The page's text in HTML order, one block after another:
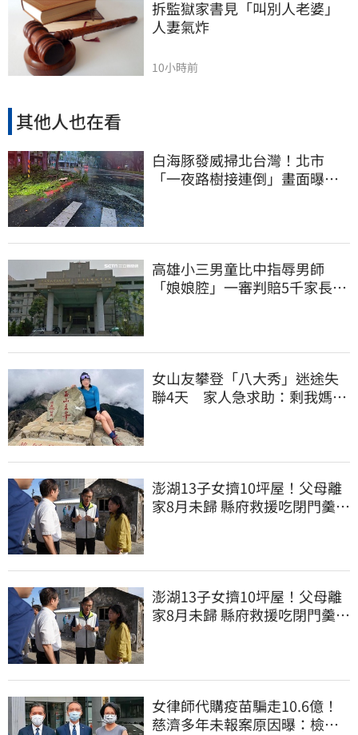
拆監獄家書見「叫別人老婆」
人妻氣炸
10小時前
其他人也在看
白海豚發威掃北台灣！北市
「一夜路樹接連倒」畫面曝
高雄小三男童比中指辱男師
「娘娘腔」一審判賠5千家長不
女山友攀登「八大秀」迷途失
聯4天 家人急求助：剩我媽還
澎湖13子女擠10坪屋！父母離
家8月未歸 縣府救援吃閉門羹原
澎湖13子女擠10坪屋！父母離
家8月未歸 縣府救援吃閉門羹原
女律師代購疫苗騙走10.6億！
慈濟多年未報案原因曝：檢警